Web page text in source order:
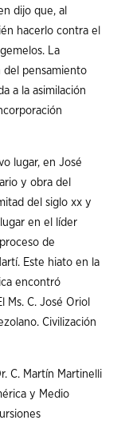
dijo que, al
hacerlo contra el
La
del pensamiento
a la asimilación
lugar, en José
y obra del
del siglo xx y
en el líder
de
Este hiato en la
encontró
Ms. C. José Oriol
Civilización
C. Martín Martinelli
y Medio